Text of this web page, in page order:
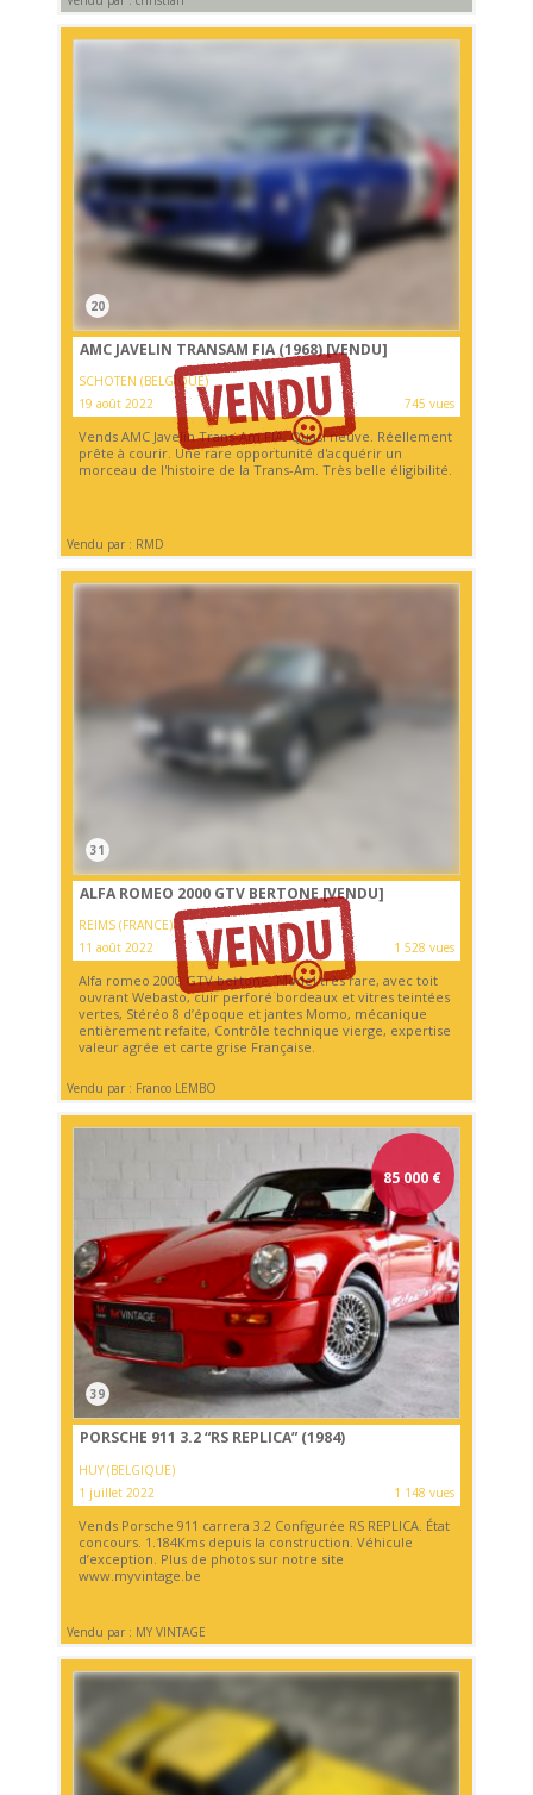
20
AMC JAVELIN TRANSAM FIA (1968)[VENDU]
SCHOTEN (BELGIQUE)
19 août 2022
745 vues
Vends AMC Javelin Trans-Am FIA. Quasi neuve. Réellement
prête à courir. Une rare opportunité d'acquérir un
morceau de l'histoire de la Trans-Am. Très belle éligibilité.
Vendu par : RMD
31
ALFA ROMEO 2000 GTV BERTONE[VENDU]
REIMS (FRANCE)
11 août 2022
1 528 vues
Alfa romeo 2000 GTV bertone, Model très rare, avec toit
ouvrant Webasto, cuir perforé bordeaux et vitres teintées
vertes, Stéréo 8 d’époque et jantes Momo, mécanique
entièrement refaite, Contrôle technique vierge, expertise
valeur agrée et carte grise Française.
Vendu par : Franco LEMBO
85 000 €
39
PORSCHE 911 3.2 “RS REPLICA” (1984)
HUY (BELGIQUE)
1 juillet 2022
1 148 vues
Vends Porsche 911 carrera 3.2 Configurée RS REPLICA. État
concours. 1.184Kms depuis la construction. Véhicule
d’exception. Plus de photos sur notre site
www.myvintage.be
Vendu par : MY VINTAGE